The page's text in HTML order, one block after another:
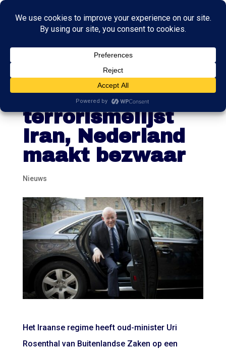
Oud-minister
Rosenthal op
terrorismelijst
Iran, Nederland
maakt bezwaar
Nieuws
Het Iraanse regime heeft oud-minister Uri
Rosenthal van Buitenlandse Zaken op een